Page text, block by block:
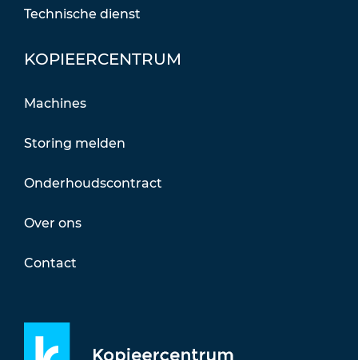
KOPIEERCENTRUM
Machines
Storing melden
Onderhoudscontract
Over ons
Contact
Technische dienst